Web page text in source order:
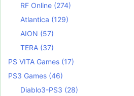
RF Online (274)
Atlantica (129)
AION (57)
TERA (37)
PS VITA Games (17)
PS3 Games (46)
Diablo3-PS3 (28)